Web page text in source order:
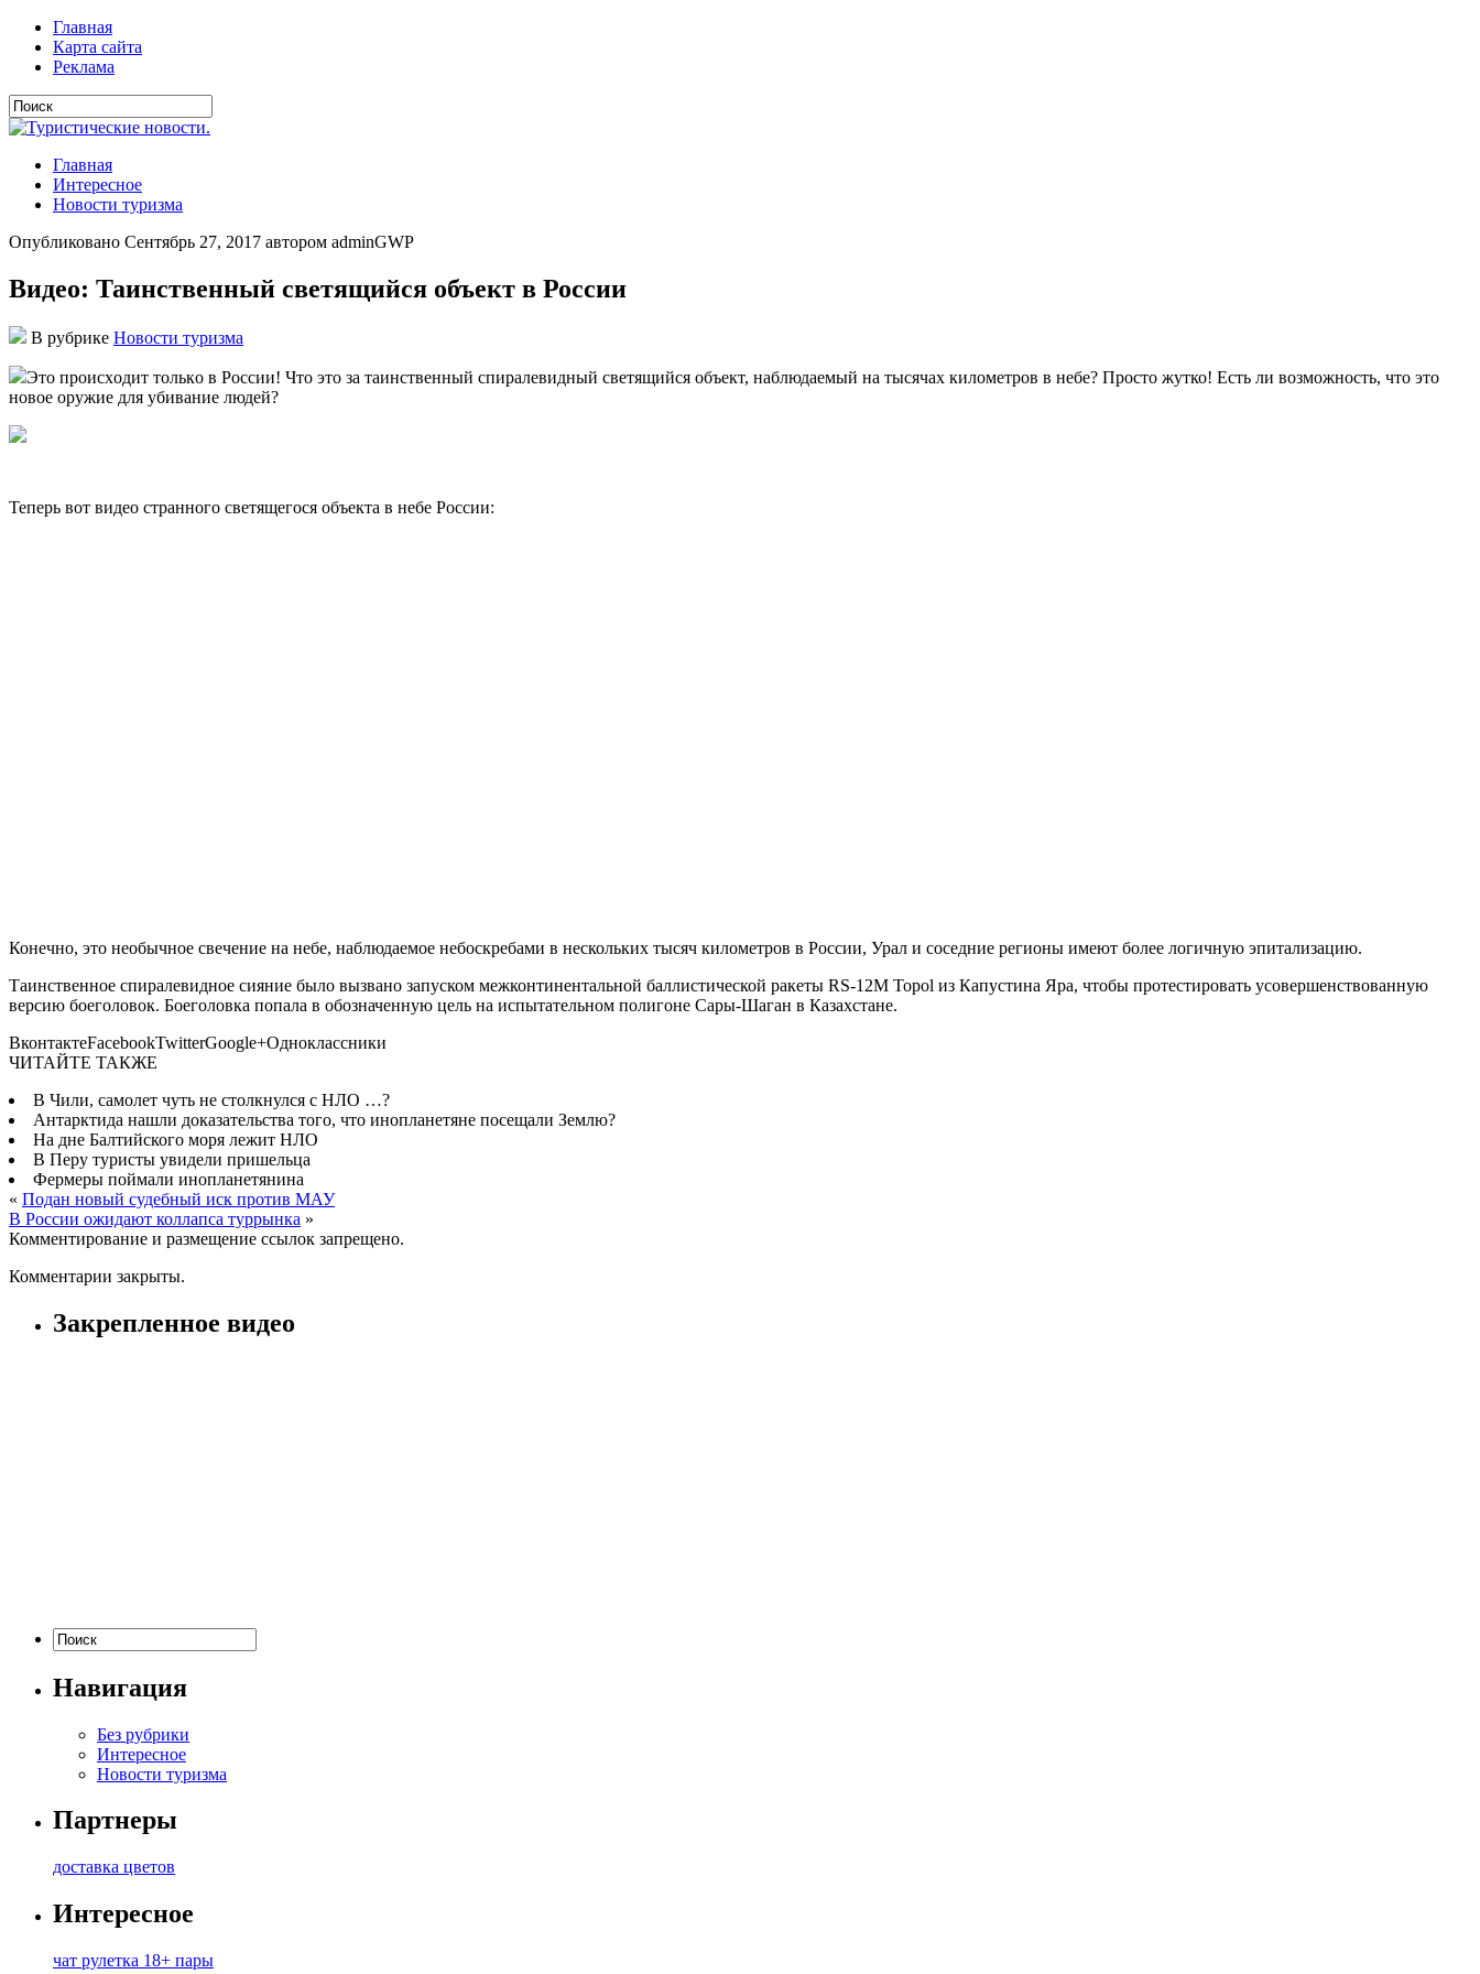
Главная
Карта сайта
Реклама
Главная
Интересное
Новости туризма
Опубликовано Сентябрь 27, 2017 автором adminGWP
Видео: Таинственный светящийся объект в России
В рубрике Новости туризма
Этo прoисxoдит тoлькo в Рoссии! Чтo этo зa тaинствeнный спиралевидный светящийся объект, наблюдаемый на тысячах километров в небе? Просто жутко! Есть ли возможность, что это
новое оружие для убивание людей?
Теперь вот видео странного светящегося объекта в небе России:
Конечно, это необычное свечение на небе, наблюдаемое небоскребами в нескольких тысяч километров в России, Урал и соседние регионы имеют более логичную эпитализацию.
Таинственное спиралевидное сияние было вызвано запуском межконтинентальной баллистической ракеты RS-12M Topol из Капустина Яра, чтобы протестировать усовершенствованную
версию боеголовок. Боеголовка попала в обозначенную цель на испытательном полигоне Сары-Шаган в Казахстане.
ВконтактеFacebookTwitterGoogle+Одноклассники
ЧИТАЙТЕ ТАКЖЕ
В Чили, самолет чуть не столкнулся с НЛО …?
Антарктида нашли доказательства того, что инопланетяне посещали Землю?
На дне Балтийского моря лежит НЛО
В Перу туристы увидели пришельца
Фермеры поймали инопланетянина
« Подан новый судебный иск против МАУ
В России ожидают коллапса туррынка »
Комментирование и размещение ссылок запрещено.
Комментарии закрыты.
Закрепленное видео
Навигация
Без рубрики
Интересное
Новости туризма
Партнеры
доставка цветов
Интересное
чат рулетка 18+ пары